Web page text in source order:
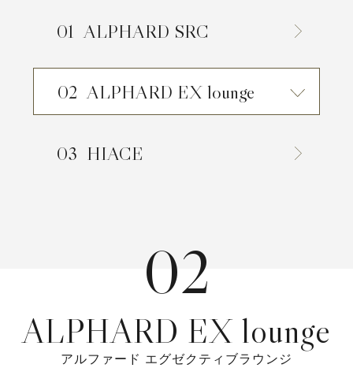
ALPHARD SRC
ALPHARD EX lounge
HIACE
02
ALPHARD EX lounge
アルファード エグゼクティブラウンジ